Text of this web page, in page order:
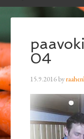
04
15.9.2016by